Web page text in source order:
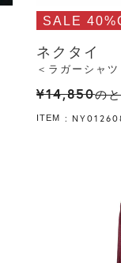
SALE
ネクタイ
＜ラガーシャツ
¥14,850の
ITEM